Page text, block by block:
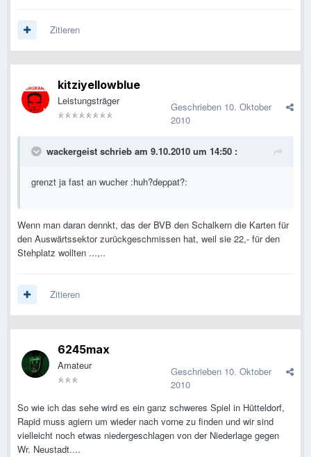
Zitieren
kitziyellowblue
Leistungsträger Geschrieben 10. Oktober
2010
wackergeist schrieb am 9.10.2010 um 14:50 :
grenzt ja fast an wucher :huh?deppat?:
Wenn man daran dennkt, das der BVB den Schalkern die Karten für
den Auswärtssektor zurückgeschmissen hat, weil sie 22,- für den
Stehplatz wollten ...,..
Zitieren
6245max
Amateur Geschrieben 10. Oktober
2010
So wie ich das sehe wird es ein ganz schweres Spiel in Hütteldorf,
Rapid muss agiern um wieder nach vorne zu finden und wir sind
vielleicht noch etwas niedergeschlagen von der Niederlage gegen
Wr. Neustadt....